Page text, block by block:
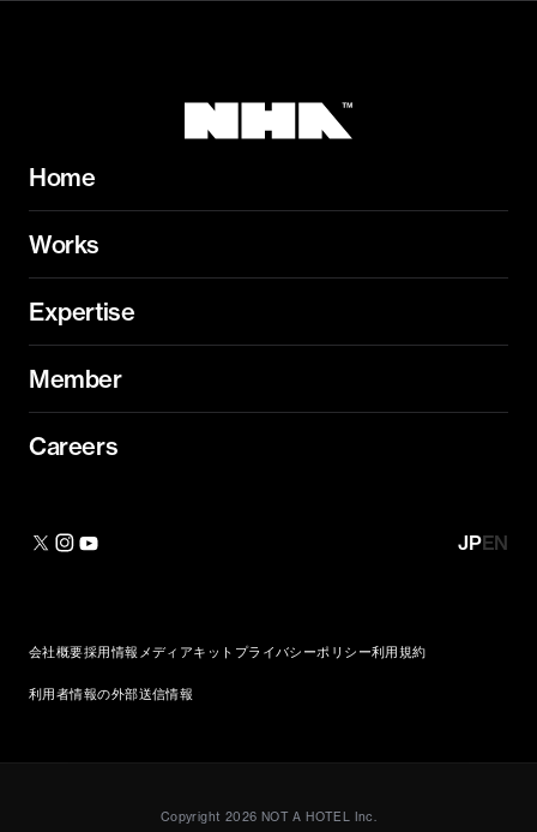
Home
Works
Expertise
Member
Careers
JPEN
会社概要採用情報 メディアキット プライバシーポリシー利用規約
利用者情報の外部送信情報
Copyright 2026 NOT A HOTEL Inc.